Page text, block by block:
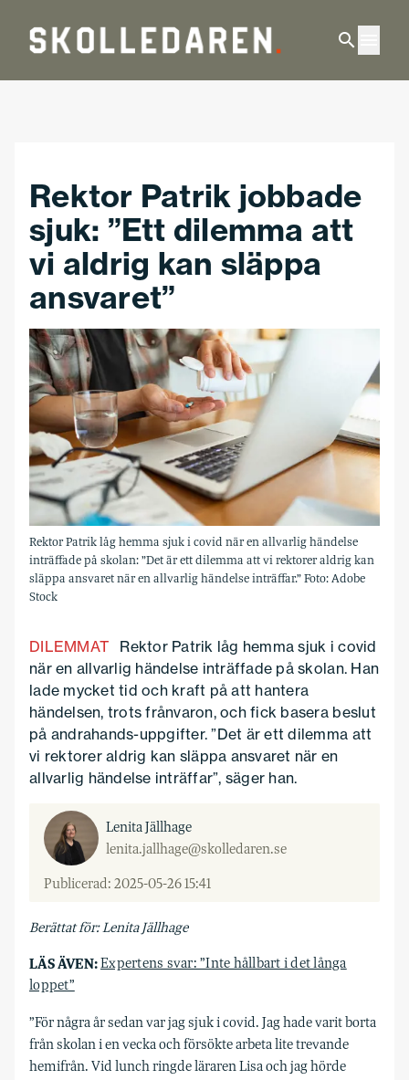
Rektor Patrik jobbade
sjuk: ”Ett dilemma att
vi aldrig kan släppa
ansvaret”
Rektor Patrik låg hemma sjuk i covid när en allvarlig händelse
inträffade på skolan: ”Det är ett dilemma att vi rektorer aldrig kan
släppa ansvaret när en allvarlig händelse inträffar.” Foto: Adobe
Stock
DILEMMAT
Rektor Patrik låg hemma sjuk i covid
när en allvarlig händelse inträffade på skolan. Han
lade mycket tid och kraft på att hantera
händelsen, trots frånvaron, och fick basera beslut
på andrahands-uppgifter. ”Det är ett dilemma att
vi rektorer aldrig kan släppa ansvaret när en
allvarlig händelse inträffar”, säger han.
Lenita Jällhage
lenita.jallhage@skolledaren.se
Publicerad: 2025-05-26 15:41
Berättat för: Lenita Jällhage
LÄS ÄVEN:Expertens svar: ”Inte hållbart i det långa
loppet”
”För några år sedan var jag sjuk i covid. Jag hade varit borta
från skolan i en vecka och försökte arbeta lite trevande
hemifrån. Vid lunch ringde läraren Lisa och jag hörde